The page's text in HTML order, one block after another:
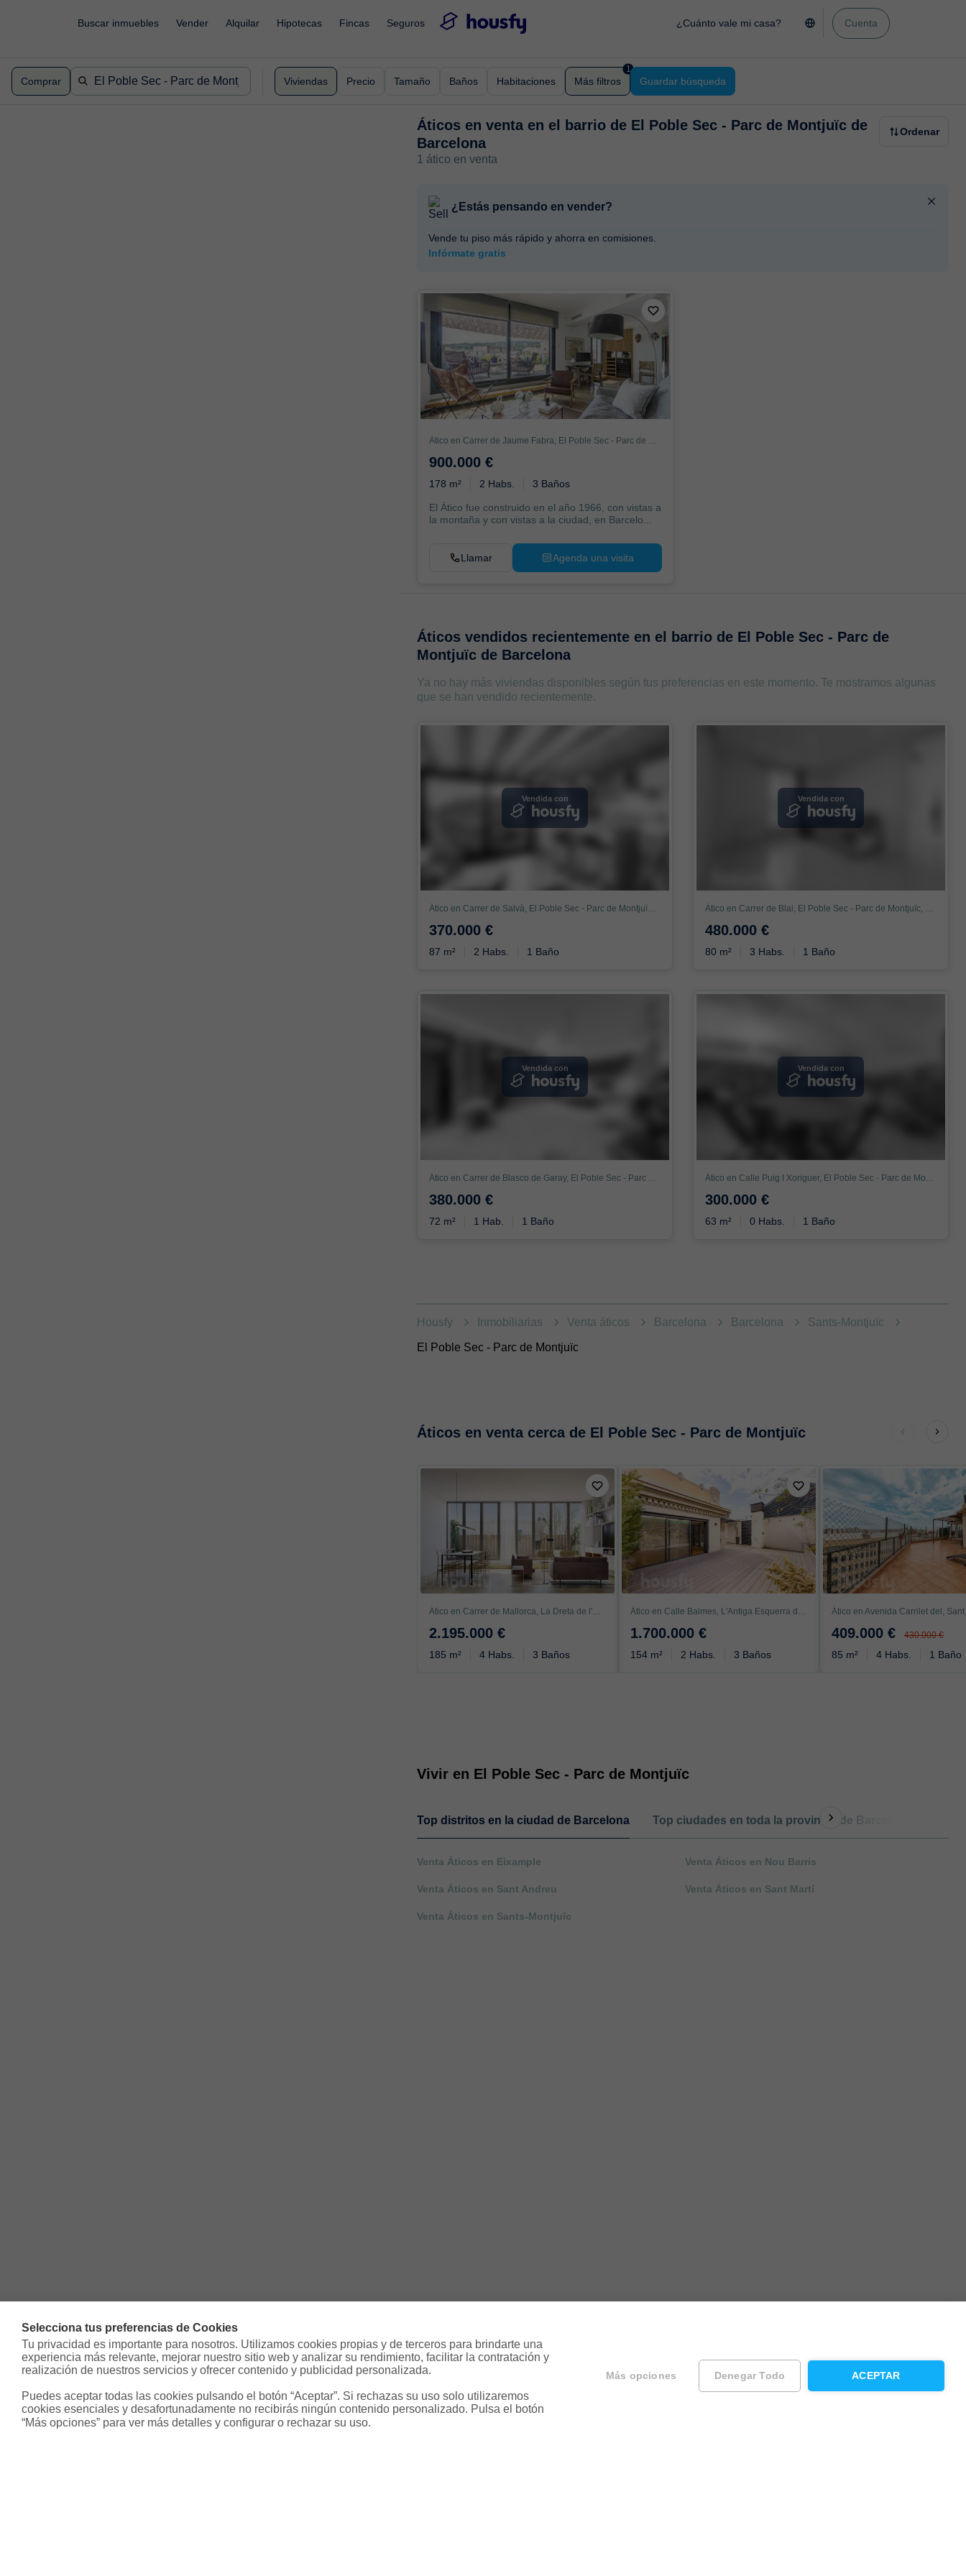
Selecciona tus preferencias de Cookies
Tu privacidad es importante para nosotros. Utilizamos cookies propias y de terceros para brindarte una
experiencia más relevante, mejorar nuestro sitio web y analizar su rendimiento, facilitar la contratación y
realización de nuestros servicios y ofrecer contenido y publicidad personalizada.
Puedes aceptar todas las cookies pulsando el botón “Aceptar”. Si rechazas su uso solo utilizaremos
cookies esenciales y desafortunadamente no recibirás ningún contenido personalizado. Pulsa el botón
“Más opciones” para ver más detalles y configurar o rechazar su uso.
Más opciones Denegar Todo ACEPTAR
Buscar inmuebles Vender Alquilar Hipotecas Fincas Seguros ¿Cuánto vale mi casa? Cuenta
Comprar Viviendas Precio Tamaño Baños Habitaciones Más filtros
1
Guardar búsqueda
Áticos en venta en el barrio de El Poble Sec - Parc de Montjuïc de
Barcelona
1 ático en venta
Ordenar
¿Estás pensando en vender?
Vende tu piso más rápido y ahorra en comisiones.
Infórmate gratis
900.000 €
178 m² 2 Habs. 3 Baños
El Ático fue construido en el año 1966, con vistas a
la montaña y con vistas a la ciudad, en Barcelo...
Llamar Agenda una visita
Áticos vendidos recientemente en el barrio de El Poble Sec - Parc de
Montjuïc de Barcelona
Ya no hay más viviendas disponibles según tus preferencias en este momento. Te mostramos algunas
que se han vendido recientemente.
Vendida con
Ático en Carrer de Salvà, El Poble Sec - Parc de Montjuïc, Barcelona
370.000 €
87 m² 2 Habs. 1 Baño
Vendida con
Ático en Carrer de Blai, El Poble Sec - Parc de Montjuïc, Barcelona
480.000 €
80 m² 3 Habs. 1 Baño
Vendida con
380.000 €
72 m² 1 Hab. 1 Baño
Vendida con
300.000 €
63 m² 0 Habs. 1 Baño
Housfy Inmobiliarias Venta áticos Barcelona Barcelona Sants-Montjuïc
El Poble Sec - Parc de Montjuïc
Áticos en venta cerca de El Poble Sec - Parc de Montjuïc
Ático en Carrer de Mallorca, La Dreta de l'Eixample, Barcelona
2.195.000 €
185 m² 4 Habs. 3 Baños
Ático en Calle Balmes, L'Antiga Esquerra de l'Eixample, Barcelona
1.700.000 €
154 m² 2 Habs. 3 Baños
409.000 € 430.000 €
85 m² 4 Habs. 1 Baño
Vivir en El Poble Sec - Parc de Montjuïc
Top distritos en la ciudad de Barcelona Top ciudades en toda la provincia de Barcelona
Venta Áticos en Eixample Venta Áticos en Nou Barris
Venta Áticos en Sant Andreu Venta Áticos en Sant Martí
Venta Áticos en Sants-Montjuïc